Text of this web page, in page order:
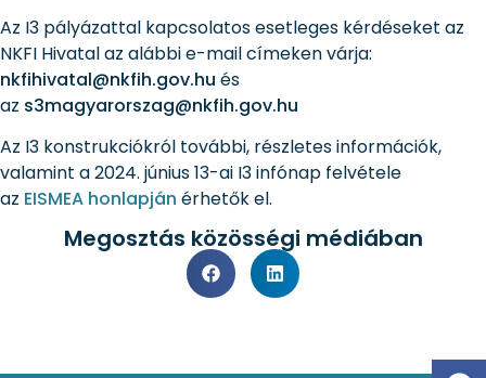
Az I3 pályázattal kapcsolatos esetleges kérdéseket az
NKFI Hivatal az alábbi e-mail címeken várja:
nkfihivatal@nkfih.gov.hu és
az s3magyarorszag@nkfih.gov.hu
Az I3 konstrukciókról további, részletes információk,
valamint a 2024. június 13-ai I3 infónap felvétele
az EISMEA honlapján érhetők el.
Megosztás közösségi médiában